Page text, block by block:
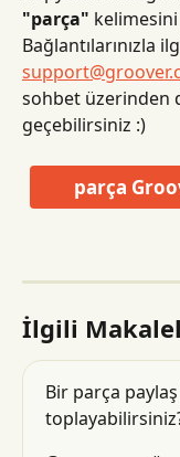
"parça"
Bağlantılarınızla
sohbet üzerinden
geçebilirsiniz :)
parça
İlgili
Bir parça